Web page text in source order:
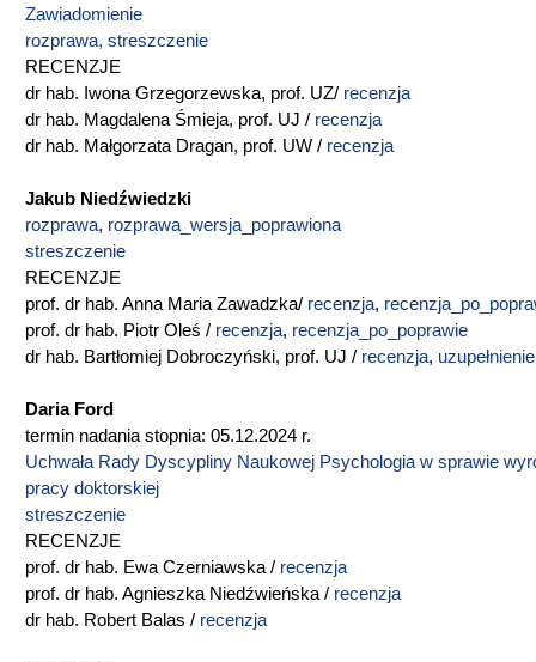
Zawiadomienie
rozprawa, streszczenie
RECENZJE
dr hab. Iwona Grzegorzewska, prof. UZ/ recenzja
dr hab. Magdalena Śmieja, prof. UJ / recenzja
dr hab. Małgorzata Dragan, prof. UW / recenzja
Jakub Niedźwiedzki
rozprawa, rozprawa_wersja_poprawiona
streszczenie
RECENZJE
prof. dr hab. Anna Maria Zawadzka/ recenzja,
prof. dr hab. Piotr Oleś / recenzja, recenzja_po_poprawie
dr hab. Bartłomiej Dobroczyński, prof. UJ / recenzja,
Daria Ford
termin nadania stopnia: 05.12.2024 r.
Uchwała Rady Dyscypliny Naukowej Psychologia w sprawie
pracy doktorskiej
streszczenie
RECENZJE
prof. dr hab. Ewa Czerniawska / recenzja
prof. dr hab. Agnieszka Niedźwieńska / recenzja
dr hab. Robert Balas / recenzja